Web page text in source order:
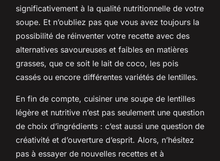
significativement à la qualité nutritionnelle de votre
soupe. Et n’oubliez pas que vous avez toujours la
possibilité de réinventer votre recette avec des
alternatives savoureuses et faibles en matières
grasses, que ce soit le lait de coco, les pois
cassés ou encore différentes variétés de lentilles.
En fin de compte, cuisiner une soupe de lentilles
légère et nutritive n’est pas seulement une question
de choix d’ingrédients : c’est aussi une question de
créativité et d’ouverture d’esprit. Alors, n’hésitez
pas à essayer de nouvelles recettes et à